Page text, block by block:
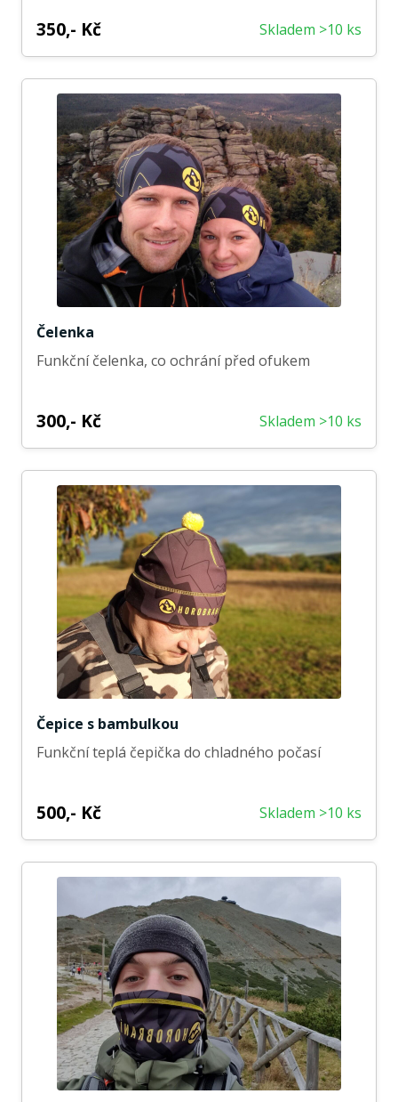
350,- Kč Skladem >10 ks
Čelenka
Funkční čelenka, co ochrání před ofukem
300,- Kč Skladem >10 ks
Čepice s bambulkou
Funkční teplá čepička do chladného počasí
500,- Kč Skladem >10 ks